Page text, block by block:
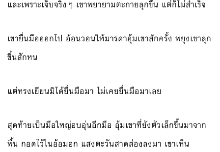
และเพราะเจ็บจริงๆ เขาพยายามตะกายลุกขึ้น แต่ก็ไม่สำเร็จ
เขายื่นมือออกไป อ้อนวอนให้มารดาอุ้มเขาสักครั้ง พยุงเขาลุก
ขึ้นสักหน
แต่หรงเยียนมิได้ยื่นมือมา ไม่เคยยื่นมือมาเลย
สุดท้ายเป็นมือใหญ่อบอุ่นอีกมือ อุ้มเขาที่ยังตัวเล็กขึ้นมาจาก
พื้น กอดไว้ในอ้อมอก แสงตะวันสาดส่องลงมา เขาเห็น